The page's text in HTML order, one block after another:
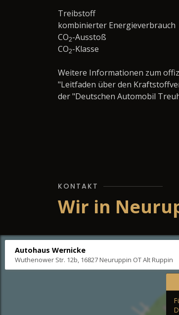
Treibstoff
kombinierter Energieverbrauch
CO2-Ausstoß
CO2-Klasse
Weitere Informationen zum
"Leitfaden über den
der "Deutschen Automobil
KONTAKT
Wir in
Autohaus Wernicke
Wuthenower Str. 12b, 16827 Neuruppin OT Alt Ruppin